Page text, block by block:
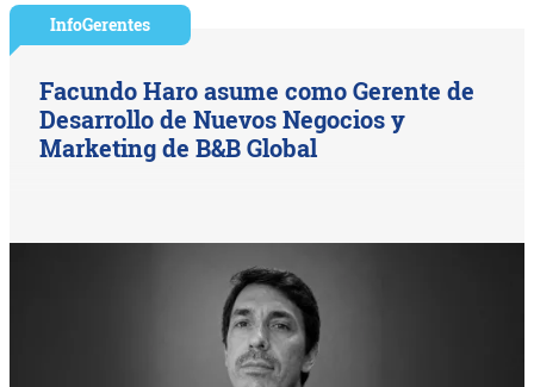
InfoGerentes
Facundo Haro asume como Gerente de
Desarrollo de Nuevos Negocios y
Marketing de B&B Global